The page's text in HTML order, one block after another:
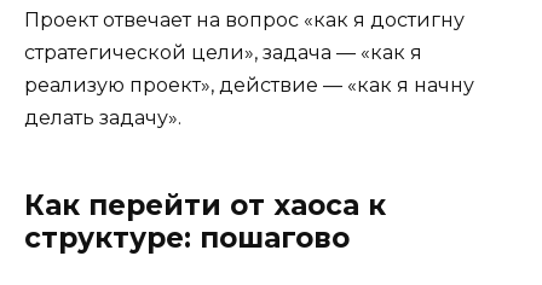
Проект отвечает на вопрос «как я достигну
стратегической цели», задача — «как я
реализую проект», действие — «как я начну
делать задачу».
Как перейти от хаоса к
структуре: пошагово